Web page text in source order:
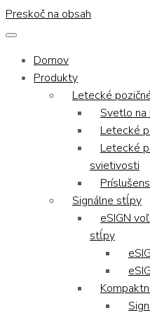
Preskoč na obsah
Domov
Produkty
Letecké
Svetlo
Letecké
Letecké
svietivosti
Signálne stĺpy
eSIGN
stĺpy